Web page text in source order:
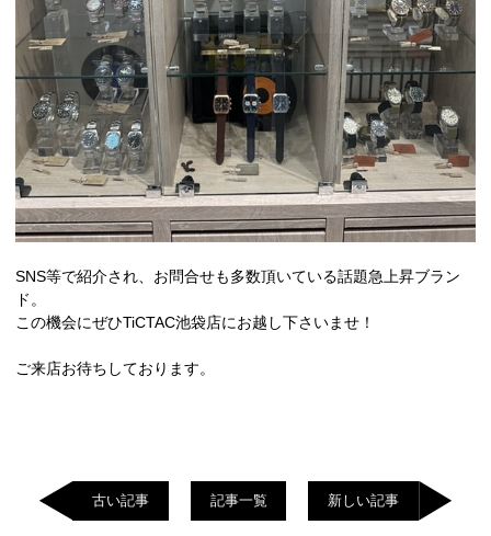
SNS等で紹介され、お問合せも多数頂いている話題急上昇ブラン
ド。
この機会にぜひTiCTAC池袋店にお越し下さいませ！
ご来店お待ちしております。
古い記事 記事一覧 新しい記事